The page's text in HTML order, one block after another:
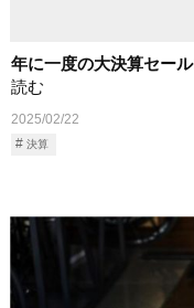
年に一度の大決算セー
読む
2025/02/22
決算